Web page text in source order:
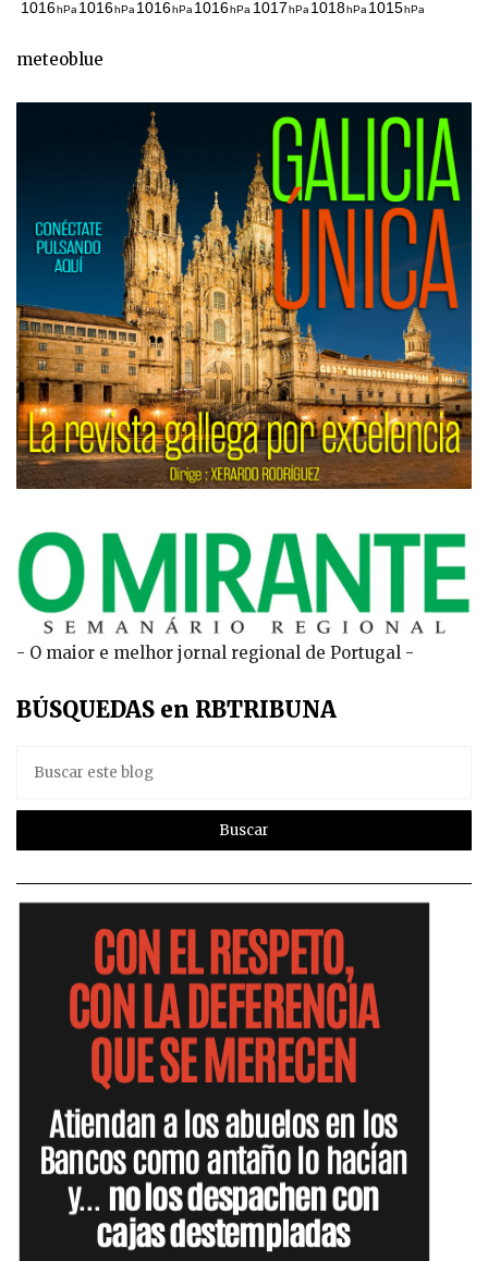
meteoblue
- O maior e melhor jornal regional de Portugal -
BÚSQUEDAS en RBTRIBUNA